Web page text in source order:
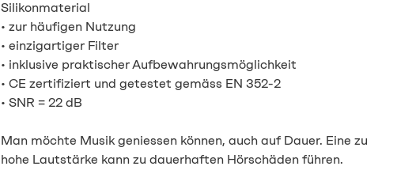
Silikonmaterial
• zur häufigen Nutzung
• einzigartiger Filter
• inklusive praktischer Aufbewahrungsmöglichkeit
• CE zertifiziert und getestet gemäss EN 352-2
• SNR = 22 dB
Man möchte Musik geniessen können, auch auf Dauer. Eine zu
hohe Lautstärke kann zu dauerhaften Hörschäden führen.